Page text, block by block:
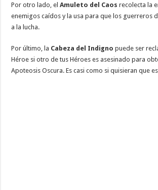
Por otro lado, elAmuleto del Caos recolecta la
enemigos caídos y la usa para que los guerreros
a la lucha.
Por último, la Cabeza del Indigno puede ser
Héroe si otro de tus Héroes es asesinado para
Apoteosis Oscura. Es casi como si quisieran que